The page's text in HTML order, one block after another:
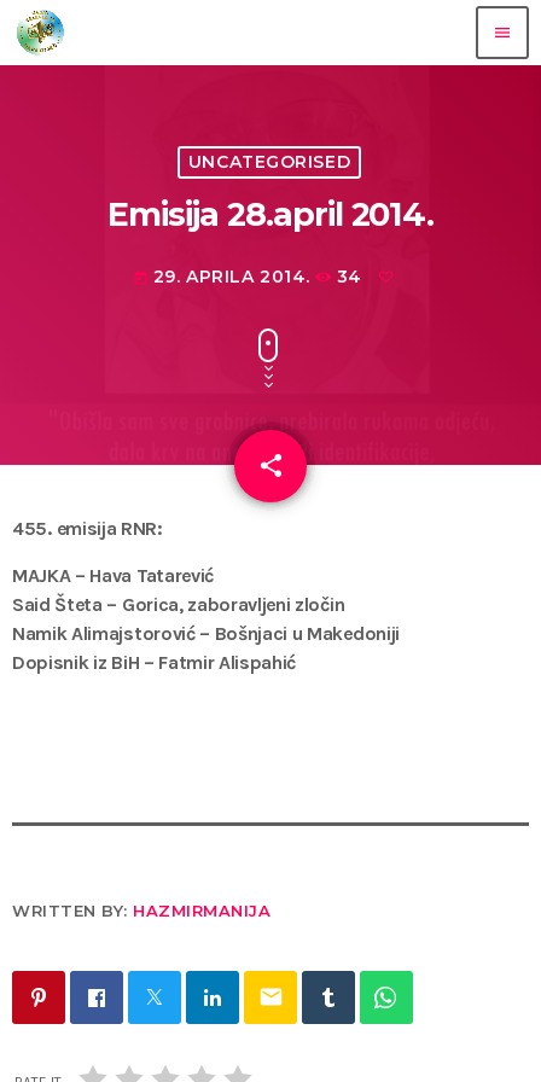
menu
UNCATEGORISED
Emisija 28.april 2014.
today 29. APRILA 2014. 34
share
email
455. emisija RNR:
MAJKA – Hava Tatarević
Said Šteta – Gorica, zaboravljeni zločin
Namik Alimajstorović – Bošnjaci u Makedoniji
Dopisnik iz BiH – Fatmir Alispahić
WRITTEN BY: HAZMIRMANIJA
email